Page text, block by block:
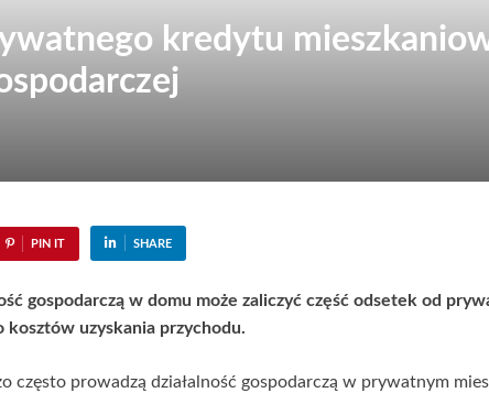
kredytu
PIN IT SHARE
gospodarczą w domu może zaliczyć część odsetek od
kosztów uzyskania przychodu.
często prowadzą działalność gospodarczą w prywatnym